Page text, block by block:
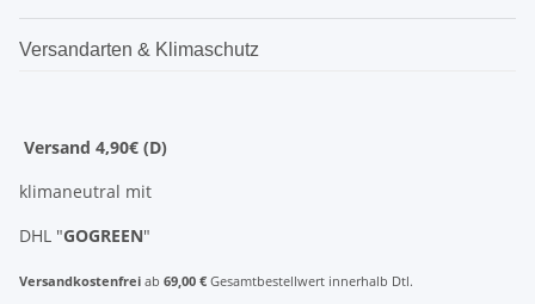
Versandarten & Klimaschutz
Versand 4,90€ (D)
klimaneutral mit
DHL "GOGREEN"
Versandkostenfrei ab 69,00 € Gesamtbestellwert innerhalb Dtl.